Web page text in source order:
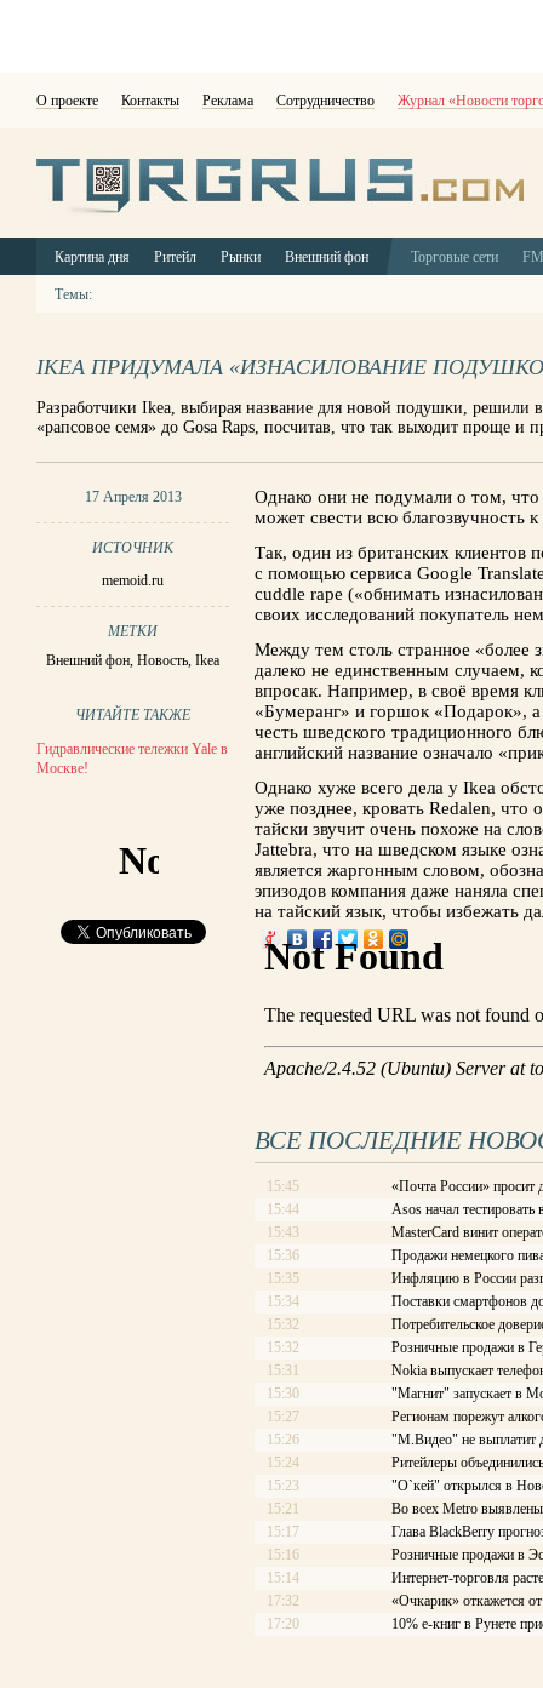
О проекте Контакты Реклама Сотрудничество Журнал «Новости
Картина дня Ритейл Рынки Внешний фон Торговые сети
Темы:
IKEA ПРИДУМАЛА «ИЗНАСИЛОВАНИЕ
Разработчики Ikea, выбирая название для новой подушки, решили
«рапсовое семя» до Gosa Raps, посчитав, что так выходит проще и
17 Апреля 2013
ИСТОЧНИК
memoid.ru
МЕТКИ
Внешний фон,Новость,Ikea
ЧИТАЙТЕ ТАКЖЕ
Гидравлические тележки Yale в
Москве!
Однако они не подумали о том, что
может свести всю благозвучность
Так, один из британских клиентов
с помощью сервиса Google
cuddle rape («обнимать
своих исследований покупатель
Между тем столь странное «более
далеко не единственным случаем,
впросак. Например, в своё время
«Бумеранг» и горшок «Подарок», а
честь шведского традиционного
английский название означало
Однако хуже всего дела у Ikea
уже позднее, кровать Redalen, что
тайски звучит очень похоже на
Jattebra, что на шведском языке
является жаргонным словом,
эпизодов компания даже наняла
на тайский язык, чтобы избежать
ВСЕ ПОСЛЕДНИЕ
15:45
«Почта России» просит
15:44
Asos начал
15:43
MasterCard винит
15:36
Продажи немецкого
15:35
Инфляцию в России
15:34
Поставки смартфонов
15:32
Потребительское
15:32
Розничные продажи в
15:31
Nokia выпускает
15:30
"Магнит" запускает в
15:27
Регионам порежут
15:26
"М.Видео" не выплатит
15:24
Ритейлеры
15:23
"О`кей" открылся в
15:21
Во всех Metro
15:17
Глава BlackBerry
15:16
Розничные продажи в
15:14
Интернет-торговля
17:32
«Очкарик» откажется
17:20
10% е-книг в Рунете